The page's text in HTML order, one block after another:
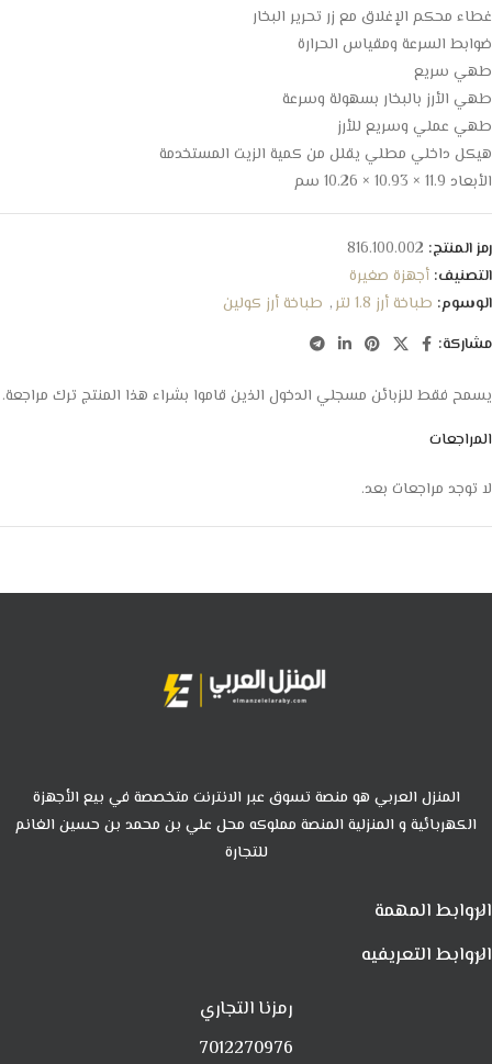
غطاء محكم الإغلاق مع زر تحرير البخار
ضوابط السرعة ومقياس الحرارة
طهي سريع
طهي الأرز بالبخار بسهولة وسرعة
طهي عملي وسريع للأرز
هيكل داخلي مطلي يقلل من كمية الزيت المستخدمة
الأبعاد 11.9 × 10.93 × 10.26 سم
رمز المنتج: 816.100.002
التصنيف: أجهزة صغيرة
الوسوم: طباخة أرز 1.8 لتر , طباخة أرز كولين
مشاركة:
المراجعات
لا توجد مراجعات بعد.
يسمح فقط للزبائن مسجلي الدخول الذين قاموا بشراء هذا المنتج ترك مراجعة.
المنزل العربي هو منصة تسوق عبر الانترنت متخصصة في بيع الأجهزة
الكهربائية و المنزلية المنصة مملوكه محل علي بن محمد بن حسين الغانم
للتجارة
الروابط المهمة
الروابط التعريفيه
رمزنا التجاري
7012270976